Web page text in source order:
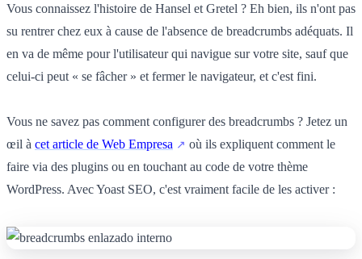
Vous connaissez l'histoire de Hansel et Gretel ? Eh bien, ils n'ont pas
su rentrer chez eux à cause de l'absence de breadcrumbs adéquats. Il
en va de même pour l'utilisateur qui navigue sur votre site, sauf que
celui-ci peut « se fâcher » et fermer le navigateur, et c'est fini.
Vous ne savez pas comment configurer des breadcrumbs ? Jetez un
œil à cet article de Web Empresa
où ils expliquent comment le
faire via des plugins ou en touchant au code de votre thème
WordPress. Avec Yoast SEO, c'est vraiment facile de les activer :